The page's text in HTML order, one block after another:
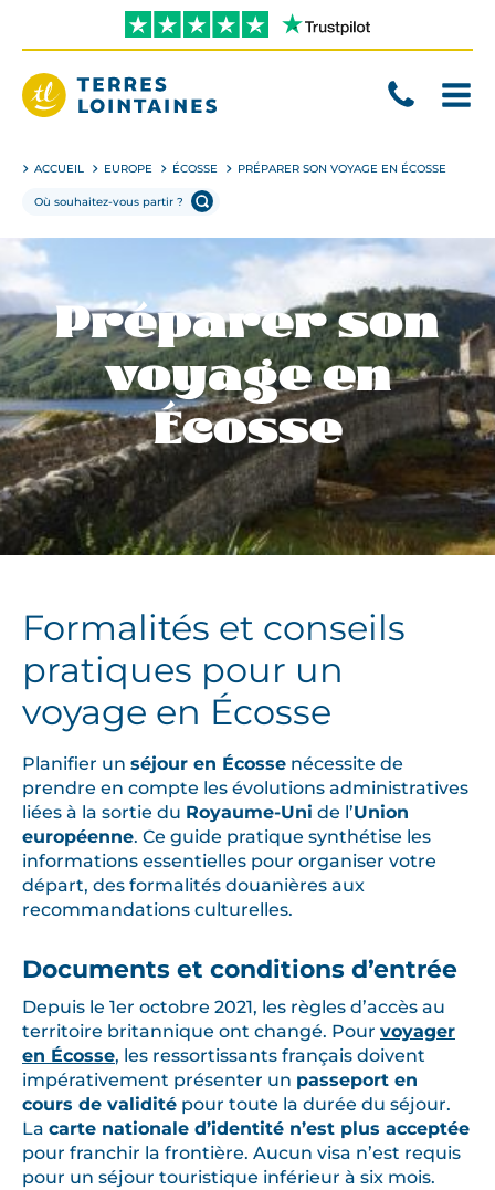
directement
contenu
ACCUEIL EUROPE ÉCOSSE PRÉPARER SON VOYAGE EN ÉCOSSE
Préparer son
voyage en
Écosse
Formalités et conseils
pratiques pour un
voyage en Écosse
Planifier un séjour en Écosse nécessite de
prendre en compte les évolutions administratives
liées à la sortie du Royaume-Uni de l’Union
européenne. Ce guide pratique synthétise les
informations essentielles pour organiser votre
départ, des formalités douanières aux
recommandations culturelles.
Documents et conditions d’entrée
Depuis le 1er octobre 2021, les règles d’accès au
territoire britannique ont changé. Pour voyager
en Écosse, les ressortissants français doivent
impérativement présenter un passeport en
cours de validité pour toute la durée du séjour.
La carte nationale d’identité n’est plus acceptée
pour franchir la frontière. Aucun visa n’est requis
pour un séjour touristique inférieur à six mois.